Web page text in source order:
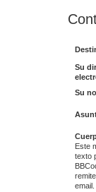
Su
Su
Este
texto
email.